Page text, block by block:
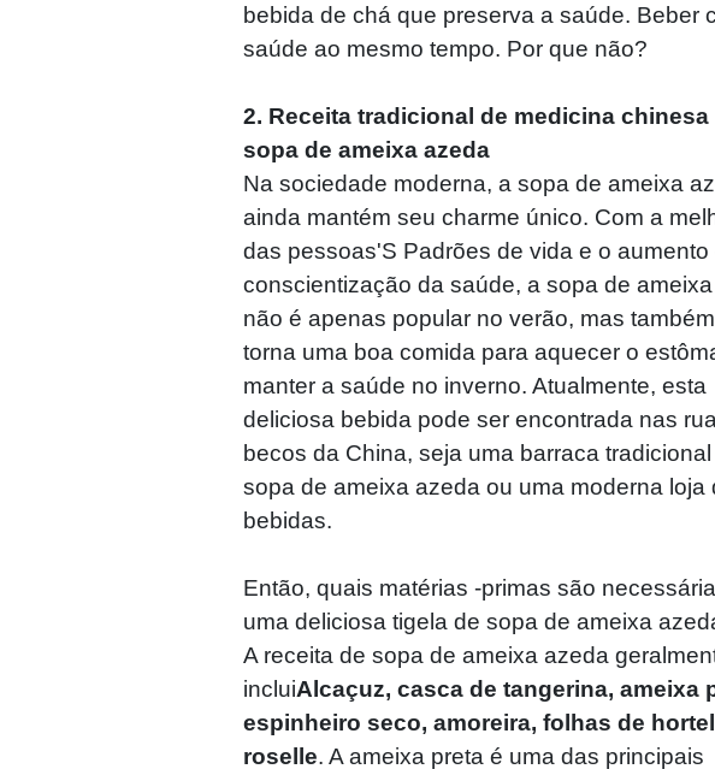
bebida de chá que preserva a saúde. Beber
saúde ao mesmo tempo. Por que não?
2. Receita tradicional de medicina chinesa
sopa de ameixa azeda
Na sociedade moderna, a sopa de ameixa
ainda mantém seu charme único. Com a
das pessoas'S Padrões de vida e o aumento
conscientização da saúde, a sopa de
não é apenas popular no verão, mas
torna uma boa comida para aquecer o
manter a saúde no inverno. Atualmente, esta
deliciosa bebida pode ser encontrada nas
becos da China, seja uma barraca
sopa de ameixa azeda ou uma moderna loja
bebidas.
Então, quais matérias -primas são
uma deliciosa tigela de sopa de ameixa
A receita de sopa de ameixa azeda
incluiAlcaçuz, casca de tangerina, ameixa
espinheiro seco, amoreira, folhas de
roselle. A ameixa preta é uma das principais